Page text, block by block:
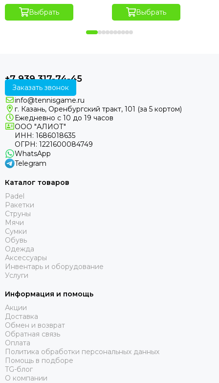
Hydro Print
Выбрать
Выбрать
+7 939 317-74-45
Заказать звонок
info@tennisgame.ru
г. Казань, Оренбургский тракт, 101 (за 5 кортом)
Ежедневно с 10 до 19 часов
ООО "АЛИОТ"
ИНН: 1686018635
ОГРН: 1221600084749
WhatsApp
Telegram
Каталог товаров
Padel
Ракетки
Струны
Мячи
Сумки
Обувь
Одежда
Аксессуары
Инвентарь и оборудование
Услуги
Информация и помощь
Акции
Доставка
Обмен и возврат
Обратная связь
Оплата
Политика обработки персональных данных
Помощь в подборе
TG-блог
О компании